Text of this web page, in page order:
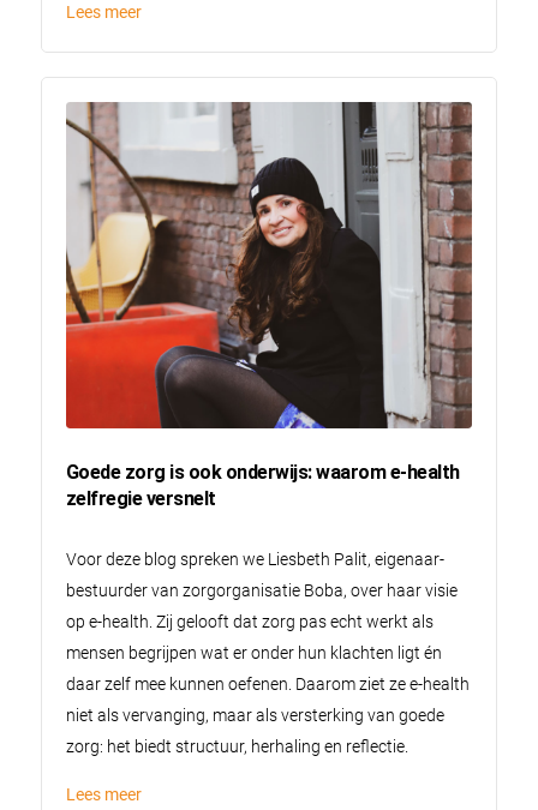
Lees meer
Goede zorg is ook onderwijs: waarom e-health
zelfregie versnelt
Voor deze blog spreken we Liesbeth Palit, eigenaar-
bestuurder van zorgorganisatie Boba, over haar visie
op e-health. Zij gelooft dat zorg pas echt werkt als
mensen begrijpen wat er onder hun klachten ligt én
daar zelf mee kunnen oefenen. Daarom ziet ze e-health
niet als vervanging, maar als versterking van goede
zorg: het biedt structuur, herhaling en reflectie.
Lees meer